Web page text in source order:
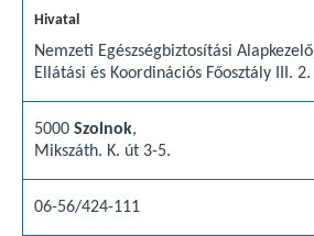
Nemzeti Egészségbiztosítási Alapkezelő
Ellátási és Koordinációs Főosztály III. 2.
5000 Szolnok,
Mikszáth. K. út 3-5.
06-56/424-111